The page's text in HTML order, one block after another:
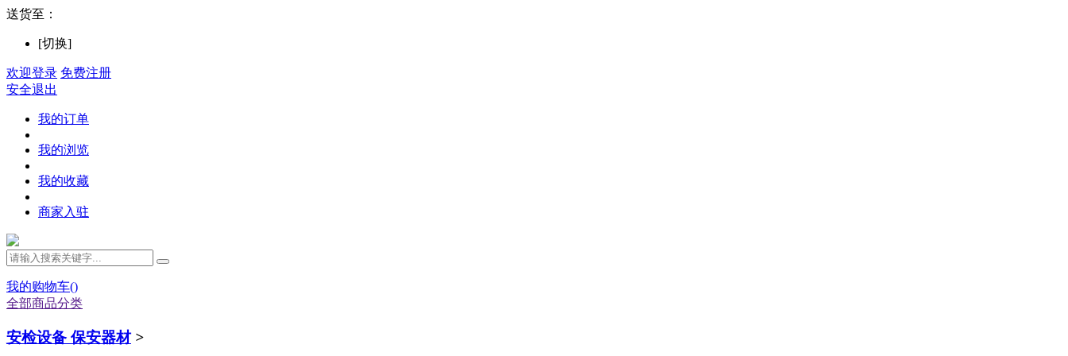
送货至：
[切换]
欢迎登录 免费注册
安全退出
我的订单
我的浏览
我的收藏
商家入驻
我的购物车()
全部商品分类
安检设备 保安器材 >